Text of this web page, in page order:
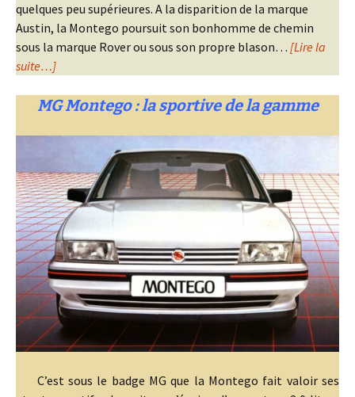
quelques peu supérieures. A la disparition de la marque
Austin, la Montego poursuit son bonhomme de chemin
sous la marque Rover ou sous son propre blason… [Lire la
suite…]
MG Montego : la sportive de la gamme
C’est sous le badge MG que la Montego fait valoir ses